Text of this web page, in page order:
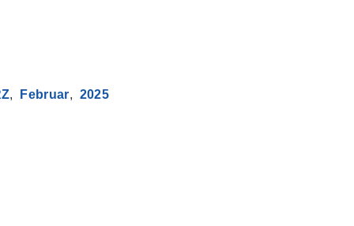
Februar 2025